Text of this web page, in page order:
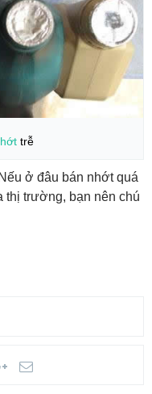
trễ
ở đâu bán nhớt quá
thị trường, bạn nên chú